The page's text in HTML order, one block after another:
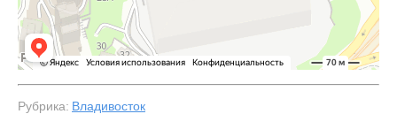
Рубрика: Владивосток